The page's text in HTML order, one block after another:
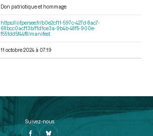
Don patriotique et hommage
https://iiif.persee.fr/b0e2cf11-597c-427d-8ac7-
68bcc0acf13b/f1d1ce3a-9b4b-48f5-900e-
f551dd5f44f8/manifest
11 octobre 2024 à 07:19
Suivez-nous